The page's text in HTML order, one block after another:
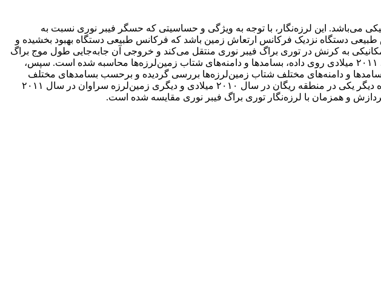
می‌باشد. این لرزه‌نگار، با توجه به ویژگی و حساسیتی که حسگر فیبر نوری نسبت به
طبیعی دستگاه نزدیک فرکانس ارتعاش زمین باشد که فرکانس طبیعی دستگاه بهبود بخشیده و
مکانیکی به کرنش در توری براگ فیبر نوری منتقل می‌کند و خروجی آن جابه‌جایی طول موج براگ
می‌باشد. به عنوان نمونه، با به‌کارگیری طیف بسامدی شتاب زمین‌لرزه منطقه ریگان استان کرمان که در سال ۲۰۱۱ میلادی روی داده، بسامدها و دامنه‌های شتاب زمین‌لرزه‌ها محاسبه شده است. سپس،
و دامنه‌های مختلف شتاب زمین‌لرزه‌ها بررسی گردیده و برحسب بسامدهای مختلف
شتاب زمین‌لرزه رسم شده‌اند. همچنین برای اثبات کارایی و قابلیت لرزه‌نگار توری براگ فیبر نوری دو زمین‌لرزه دیگر یکی در منطقه ریگان در سال ۲۰۱۰ میلادی و دیگری زمین‌لرزه سراوان در سال ۲۰۱۱
و همزمان با لرزه‌نگار توری براگ فیبر نوری مقایسه شده است.